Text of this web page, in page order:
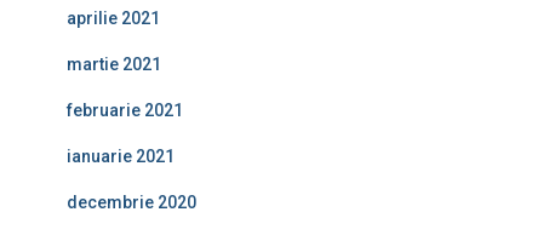
aprilie 2021
martie 2021
februarie 2021
ianuarie 2021
decembrie 2020